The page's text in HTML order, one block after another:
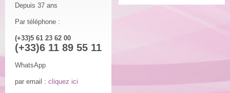
Depuis 37 ans
Par téléphone :
(+33)5 61 23 62 00
(+33)6 11 89 55 11
WhatsApp
par email : cliquez ici